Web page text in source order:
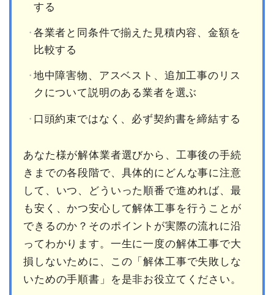
する
各業者と同条件で揃えた見積内容、金額を
比較する
地中障害物、アスベスト、追加工事のリス
クについて説明のある業者を選ぶ
口頭約束ではなく、必ず契約書を締結する
あなた様が解体業者選びから、工事後の手続
きまでの各段階で、具体的にどんな事に注意
して、いつ、どういった順番で進めれば、最
も安く、かつ安心して解体工事を行うことが
できるのか？そのポイントが実際の流れに沿
ってわかります。一生に一度の解体工事で大
損しないために、この「解体工事で失敗しな
いための手順書」を是非お役立てください。